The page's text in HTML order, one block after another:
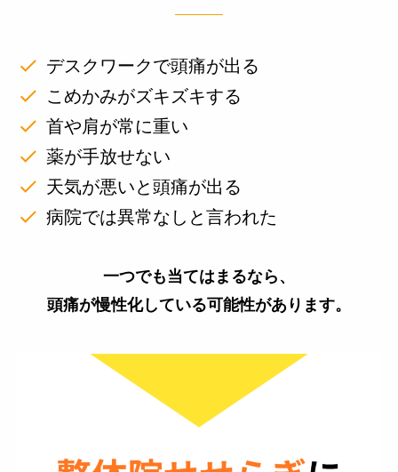
デスクワークで頭痛が出る
こめかみがズキズキする
首や肩が常に重い
薬が手放せない
天気が悪いと頭痛が出る
病院では異常なしと言われた
一つでも当てはまるなら、
頭痛が慢性化している可能性があります。